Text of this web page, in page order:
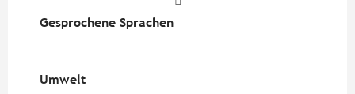
Gesprochene Sprachen
Gesprochene Sprachen
Umwelt
Umwelt